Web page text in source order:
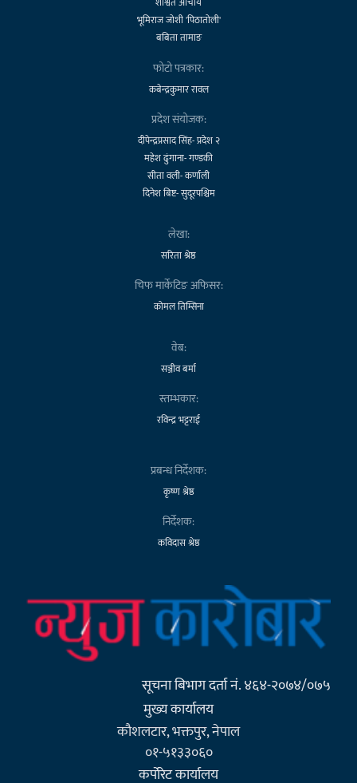
भूमिराज जोशी 'पिठातोली'
बबिता तामाङ
फोटो पत्रकार:
कबेन्द्रकुमार रावल
प्रदेश संयोजक:
दीपेन्द्रप्रसाद सिंह- प्रदेश २
महेश ढुंगाना- गण्डकी
सीता वली- कर्णाली
दिनेश बिष्ट- सुदूरपश्चिम
लेखा:
सरिता श्रेष्ठ
चिफ मार्केटिङ अफिसर:
कोमल तिम्सिना
वेब:
सञ्जीव बर्मा
स्तम्भकार:
रविन्द्र भट्टराई
प्रबन्ध निर्देशक:
कृष्ण श्रेष्ठ
निर्देशक:
कविदास श्रेष्ठ
सूचना बिभाग दर्ता नं. ४६४-२०७४/०७५
मुख्य कार्यालय
कौशलटार, भक्तपुर, नेपाल
०१-५१३३०६०
कर्पाेरेट कार्यालय